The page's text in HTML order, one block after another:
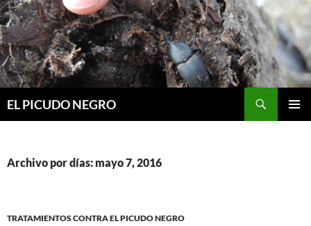
EL PICUDO NEGRO
Archivo por días: mayo 7, 2016
TRATAMIENTOS CONTRA EL PICUDO NEGRO